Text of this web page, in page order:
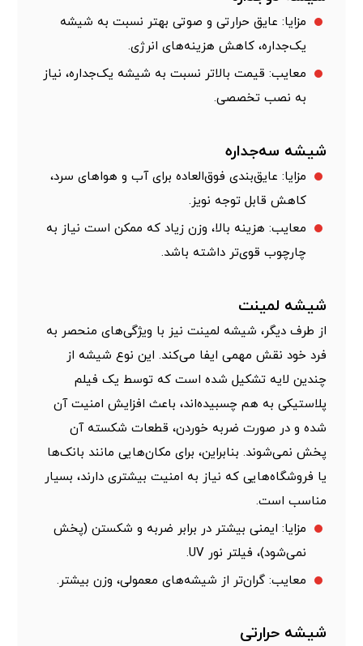
مزایا: عایق حرارتی و صوتی بهتر نسبت به شیشه
یک‌جداره، کاهش هزینه‌های انرژی.
معایب: قیمت بالاتر نسبت به شیشه یک‌جداره، نیاز
به نصب تخصصی.
شیشه سه‌جداره
مزایا: عایق‌بندی فوق‌العاده برای آب و هواهای سرد،
کاهش قابل توجه نویز.
معایب: هزینه بالا، وزن زیاد که ممکن است نیاز به
چارچوب قوی‌تر داشته باشد.
شیشه لمینت
از طرف دیگر، شیشه لمینت نیز با ویژگی‌های منحصر به
فرد خود نقش مهمی ایفا می‌کند. این نوع شیشه از
چندین لایه تشکیل شده است که توسط یک فیلم
پلاستیکی به هم چسبیده‌اند، باعث افزایش امنیت آن
شده و در صورت ضربه خوردن، قطعات شکسته آن
پخش نمی‌شوند. بنابراین، برای مکان‌هایی مانند بانک‌ها
یا فروشگاه‌هایی که نیاز به امنیت بیشتری دارند، بسیار
مناسب است.
مزایا: ایمنی بیشتر در برابر ضربه و شکستن (پخش
نمی‌شود)، فیلتر نور UV.
معایب: گران‌تر از شیشه‌های معمولی، وزن بیشتر.
شیشه حرارتی